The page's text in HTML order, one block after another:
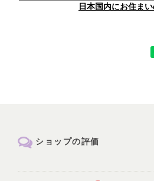
日本国内にお住ま
ショップの評価